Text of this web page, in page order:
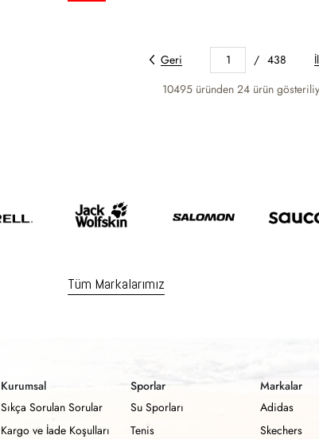
Geri 1 / 438
10495 üründen 24 ürün
Tüm Markalarımız
Kurumsal
Sıkça Sorulan Sorular
Kargo ve İade Koşulları
Sporlar
Su Sporları
Tenis
Markalar
Adidas
Skechers